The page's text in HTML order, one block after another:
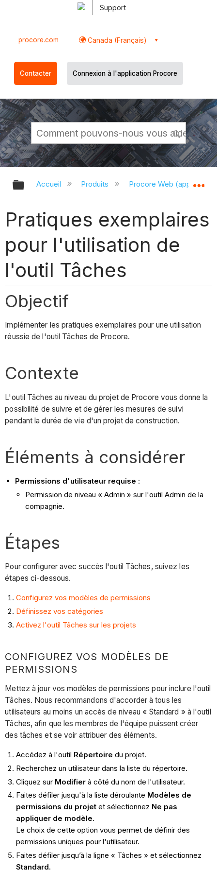
Support
procore.com Canada (Français)
Contacter Connexion à l'application Procore
Développer/réduire la hiérarchie
Accueil Produits Procore Web
Pratiques exemplaires
pour l'utilisation de
l'outil Tâches
Objectif
Implémenter les pratiques exemplaires pour une utilisation
réussie de l'outil Tâches de Procore.
Contexte
L'outil Tâches au niveau du projet de Procore vous donne la
possibilité de suivre et de gérer les mesures de suivi
pendant la durée de vie d'un projet de construction.
Éléments à considérer
Permissions d'utilisateur requise :
Permission de niveau « Admin » sur l'outil Admin de la
compagnie.
Étapes
Pour configurer avec succès l'outil Tâches, suivez les
étapes ci-dessous.
Configurez vos modèles de permissions
Définissez vos catégories
Activez l'outil Tâches sur les projets
CONFIGUREZ VOS MODÈLES DE
PERMISSIONS
Mettez à jour vos modèles de permissions pour inclure l'outil
Tâches. Nous recommandons d'accorder à tous les
utilisateurs au moins un accès de niveau « Standard » à l'outil
Tâches, afin que les membres de l'équipe puissent créer
des tâches et se voir attribuer des éléments.
Accédez à l'outil Répertoire du projet.
Recherchez un utilisateur dans la liste du répertoire.
Cliquez sur Modifierà côté du nom de l'utilisateur.
Faites défiler jusqu'à la liste déroulante Modèles de
permissions du projetet sélectionnez Ne pas
appliquer de modèle.
Le choix de cette option vous permet de définir des
permissions uniques pour l'utilisateur.
Faites défiler jusqu’à la ligne « Tâches » et sélectionnez
Standard.